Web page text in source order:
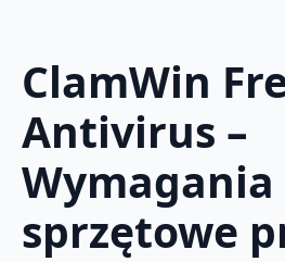
ClamWin
Antivirus –
Wymagania
sprzętowe